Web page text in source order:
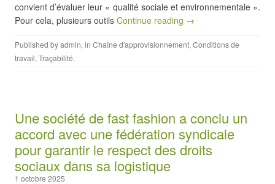
convient d’évaluer leur « qualité sociale et environnementale ».
Pour cela, plusieurs outils Continue reading →
Published byadmin, in Chaîne d'approvisionnement, Conditions de
travail, Traçabilité.
Une société de fast fashion a conclu un
accord avec une fédération syndicale
pour garantir le respect des droits
sociaux dans sa logistique
1 octobre 2025